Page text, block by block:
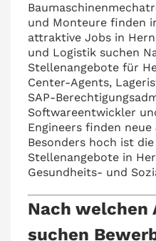
und Monteure finden
attraktive Jobs in
und Logistik suchen
Stellenangebote für
Center-Agents,
SAP-
Softwareentwickler
Engineers finden
Besonders hoch ist
Stellenangebote in
Gesundheits- und
Nach welchen
suchen